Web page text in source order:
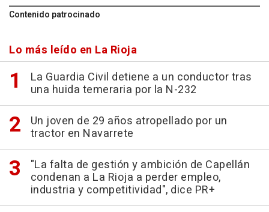
Contenido patrocinado
Lo más leído en La Rioja
La Guardia Civil detiene a un conductor tras
una huida temeraria por la N-232
Un joven de 29 años atropellado por un
tractor en Navarrete
"La falta de gestión y ambición de Capellán
condenan a La Rioja a perder empleo,
industria y competitividad", dice PR+